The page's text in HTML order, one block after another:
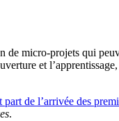
de micro-projets qui
et
de l’arrivée des
.